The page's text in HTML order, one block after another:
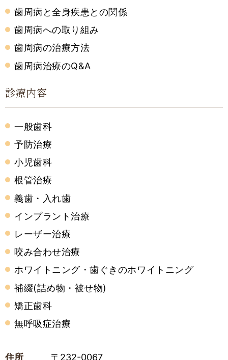
歯周病と全身疾患との関係
歯周病への取り組み
歯周病の治療方法
歯周病治療のQ&A
診療内容
一般歯科
予防治療
小児歯科
根管治療
義歯・入れ歯
インプラント治療
レーザー治療
咬み合わせ治療
ホワイトニング・歯ぐきのホワイトニング
補綴(詰め物・被せ物)
矯正歯科
無呼吸症治療
住所
〒232-0067